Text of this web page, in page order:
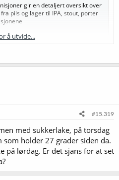
gir en detaljert oversikt over
pils og lager til IPA, stout, porter
å utvide...
#15.319
med sukkerlake, på torsdag
holder 27 grader siden da.
på lørdag. Er det sjans for at set